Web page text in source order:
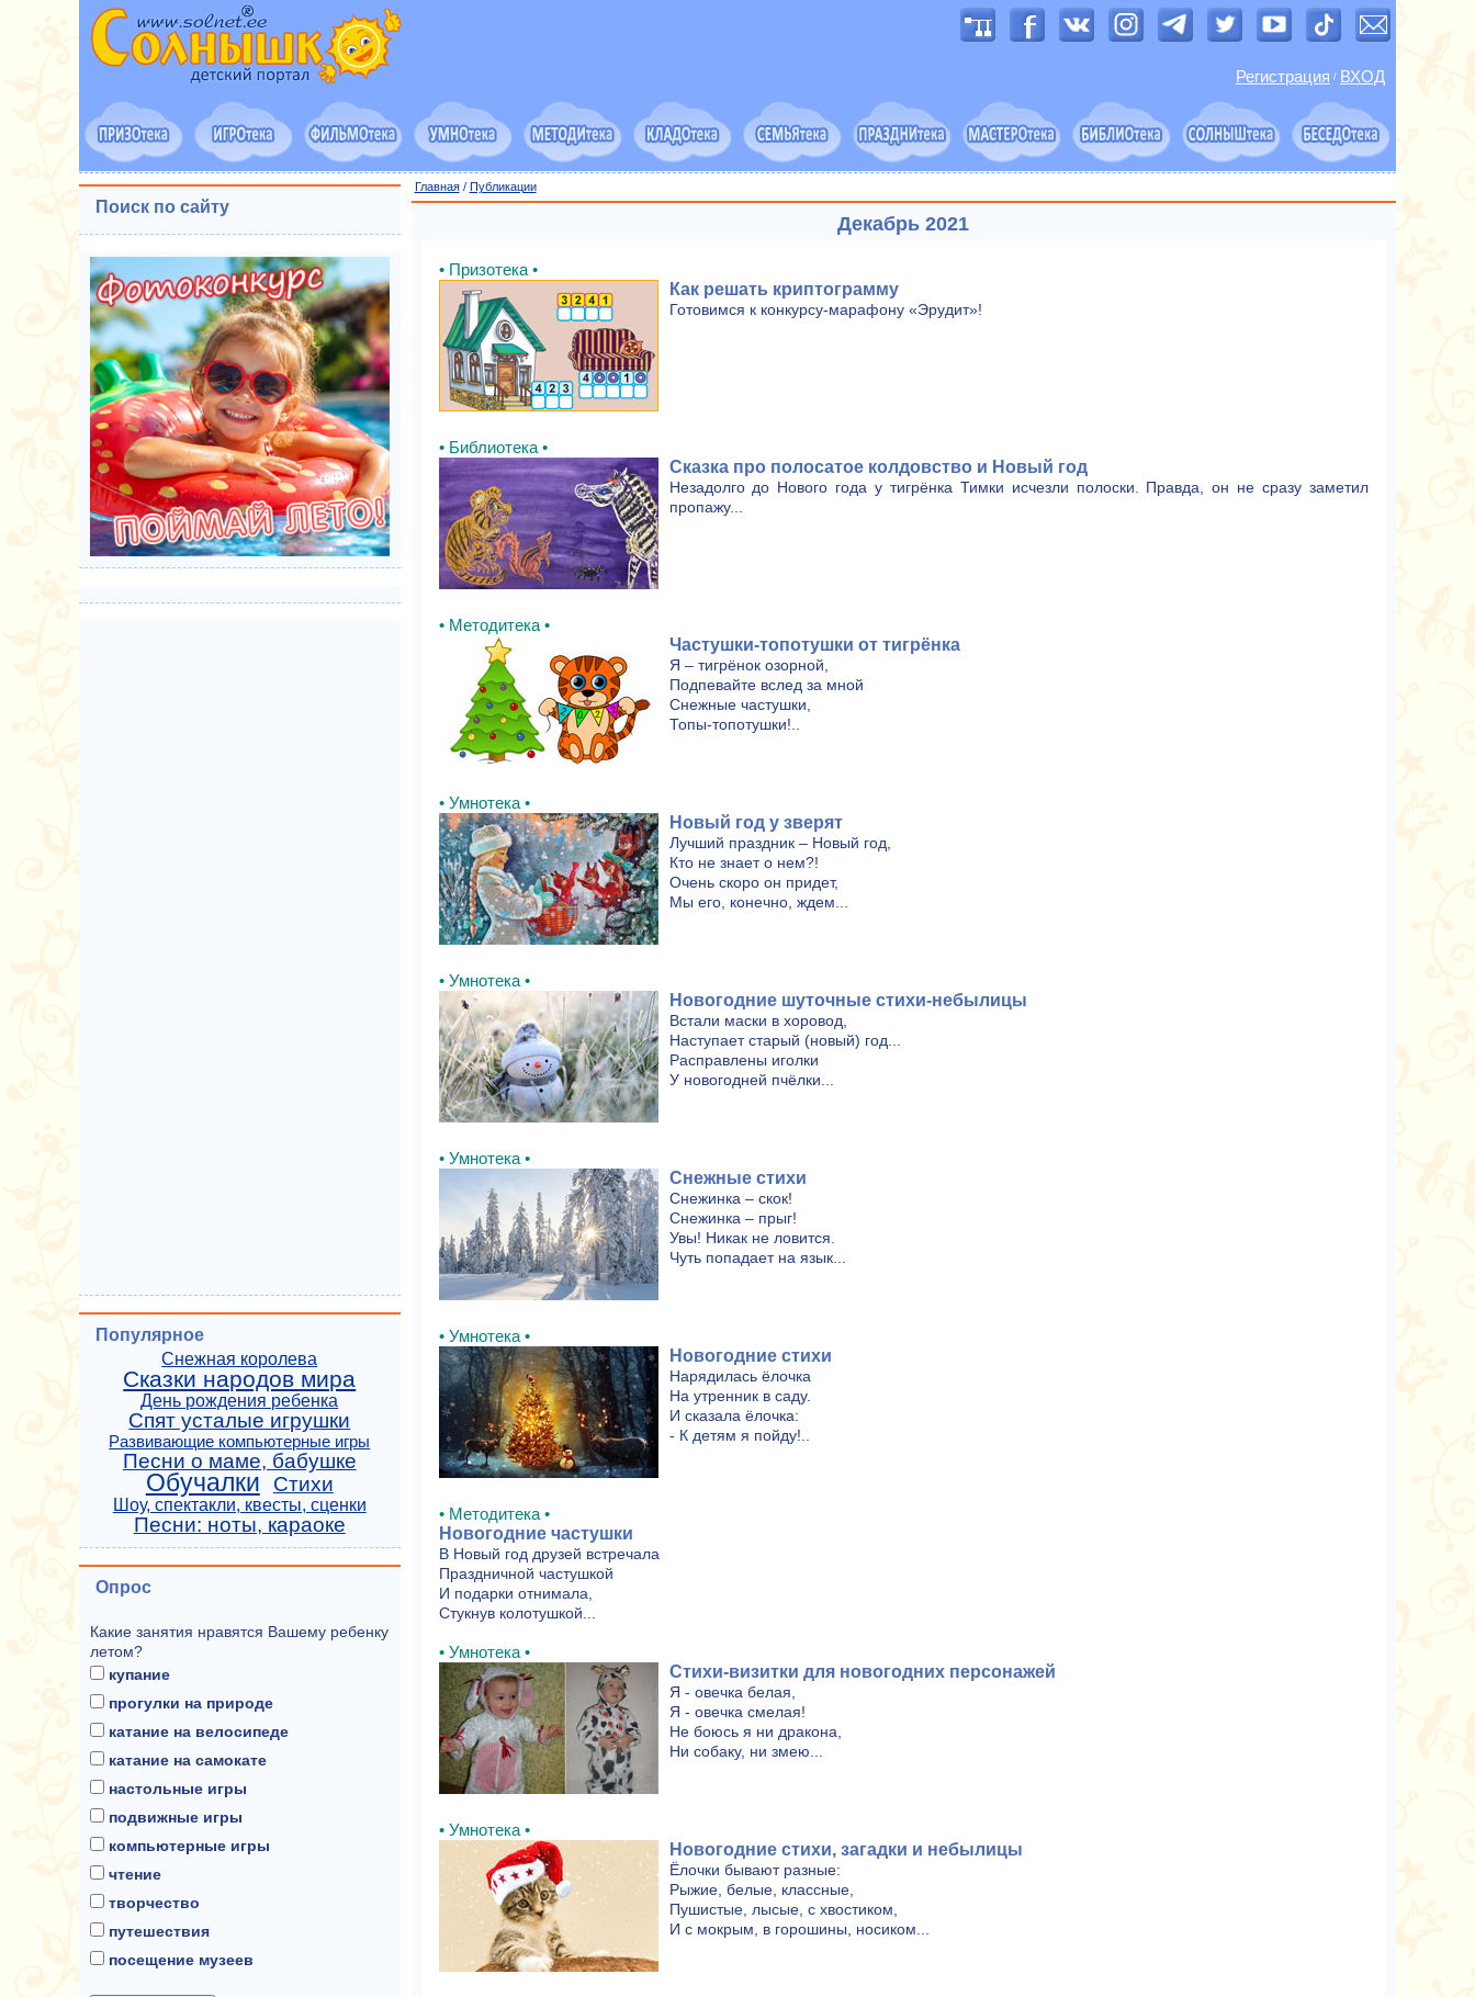
Регистрация / ВХОД
Главная/ Публикации
Декабрь 2021
• Призотека •
Как решать криптограмму
Готовимся к конкурсу-марафону «Эрудит»!
• Библиотека •
Сказка про полосатое колдовство и Новый год
Незадолго до Нового года у тигрёнка Тимки исчезли полоски. Правда, он не сразу заметил
пропажу...
• Методитека •
Частушки-топотушки от тигрёнка
Я – тигрёнок озорной,
Подпевайте вслед за мной
Снежные частушки,
Топы-топотушки!..
• Умнотека •
Новый год у зверят
Лучший праздник – Новый год,
Кто не знает о нем?!
Очень скоро он придет,
Мы его, конечно, ждем...
• Умнотека •
Новогодние шуточные стихи-небылицы
Встали маски в хоровод,
Наступает старый (новый) год...
Расправлены иголки
У новогодней пчёлки...
• Умнотека •
Снежные стихи
Снежинка – скок!
Снежинка – прыг!
Увы! Никак не ловится.
Чуть попадает на язык...
• Умнотека •
Новогодние стихи
Нарядилась ёлочка
На утренник в саду.
И сказала ёлочка:
- К детям я пойду!..
• Методитека •
Новогодние частушки
В Новый год друзей встречала
Праздничной частушкой
И подарки отнимала,
Стукнув колотушкой...
• Умнотека •
Стихи-визитки для новогодних персонажей
Я - овечка белая,
Я - овечка смелая!
Не боюсь я ни дракона,
Ни собаку, ни змею...
• Умнотека •
Новогодние стихи, загадки и небылицы
Ёлочки бывают разные:
Рыжие, белые, классные,
Пушистые, лысые, с хвостиком,
И с мокрым, в горошины, носиком...
Поиск по сайту
Популярное
Снежная королева
Сказки народов мира
День рождения ребенка
Спят усталые игрушки
Развивающие компьютерные игры
Песни о маме, бабушке
Обучалки Стихи
Шоу, спектакли, квесты, сценки
Песни: ноты, караоке
Опрос
Какие занятия нравятся Вашему ребенку
летом?
купание
прогулки на природе
катание на велосипеде
катание на самокате
настольные игры
подвижные игры
компьютерные игры
чтение
творчество
путешествия
посещение музеев